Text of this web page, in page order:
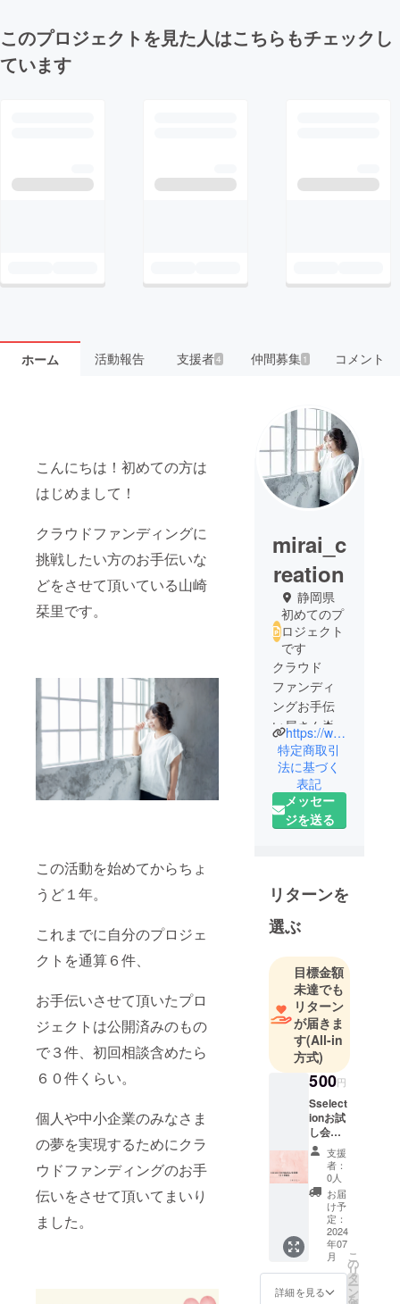
このプロジェクトを見た人はこちらもチェックし
ています
ホーム 活動報告 支援者4 仲間募集 1 コメント
こんにちは！初めての方は
はじめまして！
クラウドファンディングに
挑戦したい方のお手伝いな
どをさせて頂いている山崎
栞里です。
この活動を始めてからちょ
うど１年。
これまでに自分のプロジェ
クトを通算６件、
お手伝いさせて頂いたプロ
ジェクトは公開済みのもの
で３件、初回相談含めたら
６０件くらい。
個人や中小企業のみなさま
の夢を実現するためにクラ
ウドファンディングのお手
伝いをさせて頂いてまいり
ました。
mirai_c
reation
静岡県
初めてのプ
ロジェクト
です
クラウド
ファンディ
ングお手伝
い屋さん🌟https://www.mirai-creation.com/
特定商取引
法に基づく
表記
メッセー
ジを送る
リターンを
選ぶ
目標金額
未達でも
リターン
が届きま
す(All-in
方式)
500円
Sselect
ionお試
し会員
権（3ヶ
月）
Sselect
ionの
サービ
スを3ヶ
月お試
しで体
験出来
ます。
期間が
支援
者：
0人
お届
け予
定：
2024
年07
月
詳細を見る
こ
の
リ
タ
ー
ン
を